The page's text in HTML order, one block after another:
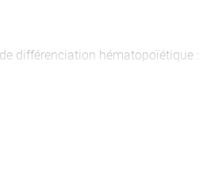
différenciation hématopoïétique :
cytokines et récepteurs,
à l’érythropoïèse, la